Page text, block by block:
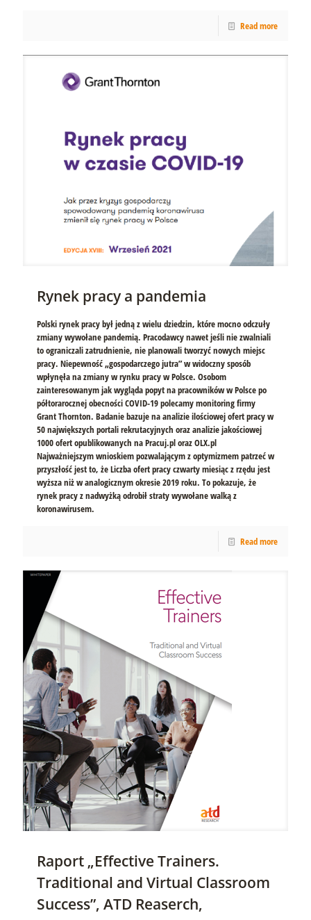
Read more
Rynek pracy a pandemia
Polski rynek pracy był jedną z wielu dziedzin, które mocno odczuły
zmiany wywołane pandemią. Pracodawcy nawet jeśli nie zwalniali
to ograniczali zatrudnienie, nie planowali tworzyć nowych miejsc
pracy. Niepewność „gospodarczego jutra” w widoczny sposób
wpłynęła na zmiany w rynku pracy w Polsce. Osobom
zainteresowanym jak wygląda popyt na pracowników w Polsce po
półtorarocznej obecności COVID-19 polecamy monitoring firmy
Grant Thornton. Badanie bazuje na analizie ilościowej ofert pracy w
50 największych portali rekrutacyjnych oraz analizie jakościowej
1000 ofert opublikowanych na Pracuj.pl oraz OLX.pl
Najważniejszym wnioskiem pozwalającym z optymizmem patrzeć w
przyszłość jest to, że Liczba ofert pracy czwarty miesiąc z rzędu jest
wyższa niż w analogicznym okresie 2019 roku. To pokazuje, że
rynek pracy z nadwyżką odrobił straty wywołane walką z
koronawirusem.
Read more
Raport „Effective Trainers.
Traditional and Virtual Classroom
Success”, ATD Reaserch,